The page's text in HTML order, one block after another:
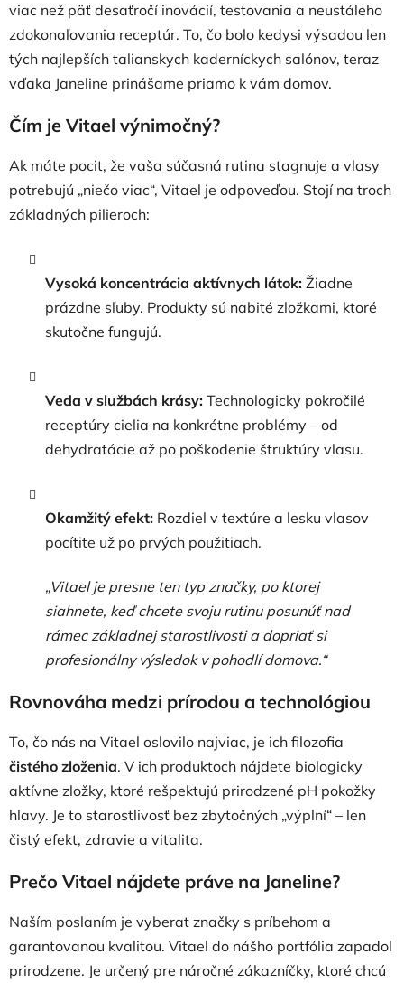
viac než päť desaťročí inovácií, testovania a neustáleho
zdokonaľovania receptúr. To, čo bolo kedysi výsadou len
tých najlepších talianskych kaderníckych salónov, teraz
vďaka Janeline prinášame priamo k vám domov.
Čím je Vitael výnimočný?
Ak máte pocit, že vaša súčasná rutina stagnuje a vlasy
potrebujú „niečo viac“, Vitael je odpoveďou. Stojí na troch
základných pilieroch:
Vysoká koncentrácia aktívnych látok: Žiadne
prázdne sľuby. Produkty sú nabité zložkami, ktoré
skutočne fungujú.
Veda v službách krásy: Technologicky pokročilé
receptúry cielia na konkrétne problémy – od
dehydratácie až po poškodenie štruktúry vlasu.
Okamžitý efekt: Rozdiel v textúre a lesku vlasov
pocítite už po prvých použitiach.
„Vitael je presne ten typ značky, po ktorej
siahnete, keď chcete svoju rutinu posunúť nad
rámec základnej starostlivosti a dopriať si
profesionálny výsledok v pohodlí domova.“
Rovnováha medzi prírodou a technológiou
To, čo nás na Vitael oslovilo najviac, je ich filozofia
čistého zloženia. V ich produktoch nájdete biologicky
aktívne zložky, ktoré rešpektujú prirodzené pH pokožky
hlavy. Je to starostlivosť bez zbytočných „výplní“ – len
čistý efekt, zdravie a vitalita.
Prečo Vitael nájdete práve na Janeline?
Naším poslaním je vyberať značky s príbehom a
garantovanou kvalitou. Vitael do nášho portfólia zapadol
prirodzene. Je určený pre náročné zákazníčky, ktoré chcú